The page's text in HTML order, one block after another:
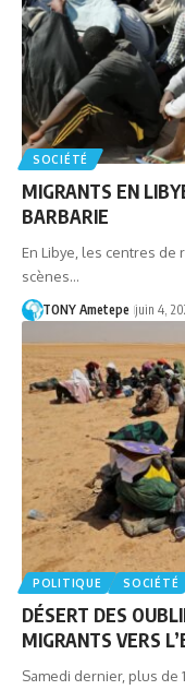
SOCIÉTÉ
MIGRANTS EN
BARBARIE
En Libye, les centres
scènes…
TONY Ametepe juin 4,
POLITIQUE SOCIÉTÉ
DÉSERT DES
MIGRANTS VERS
Samedi dernier, plus de